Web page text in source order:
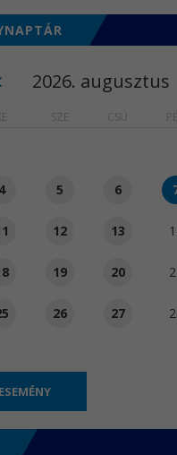
2026. augusztus
SZE CSÜ
4 5 6
12 13
19 20
26 27